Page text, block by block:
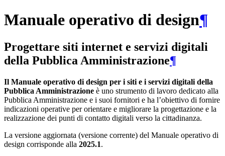
Manuale operativo di design¶
Progettare siti internet e servizi digitali
della Pubblica Amministrazione¶
Il Manuale operativo di design per i siti e i servizi digitali della
Pubblica Amministrazione è uno strumento di lavoro dedicato alla
Pubblica Amministrazione e i suoi fornitori e ha l’obiettivo di fornire
indicazioni operative per orientare e migliorare la progettazione e la
realizzazione dei punti di contatto digitali verso la cittadinanza.
La versione aggiornata (versione corrente) del Manuale operativo di
design corrisponde alla 2025.1.